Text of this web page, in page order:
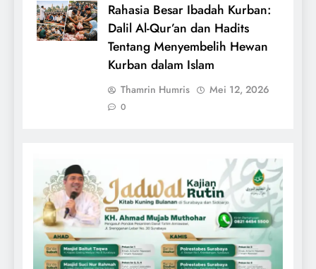
Rahasia Besar Ibadah Kurban:
Dalil Al-Qur’an dan Hadits
Tentang Menyembelih Hewan
Kurban dalam Islam
Thamrin Humris Mei 12, 2026
0